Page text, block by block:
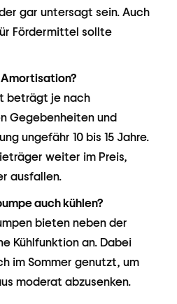
gar untersagt sein. Auch
Fördermittel sollte
beträgt je nach
Gegebenheiten und
ungefähr 10 bis 15 Jahre.
weiter im Preis,
ausfallen.
auch kühlen?
bieten neben der
Kühlfunktion an. Dabei
im Sommer genutzt, um
moderat abzusenken.